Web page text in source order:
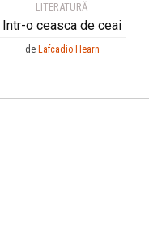
LITERATURĂ
Intr-o ceasca de ceai
de Lafcadio Hearn